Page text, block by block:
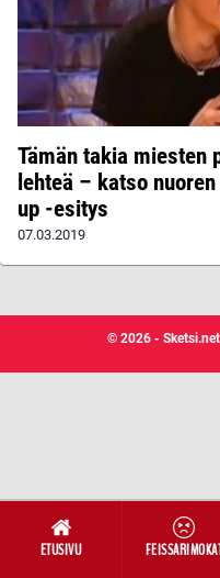
ETUSIVU
Tämän takia miesten
lehteä – katso
up -esitys
07.03.2019
© 2026 -